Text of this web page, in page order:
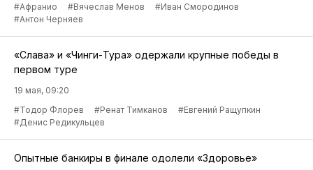
#Афранио
#Вячеслав Менов
#Иван Смородинов
#Антон Черняев
«Слава» и «Чинги-Тура» одержали крупные победы в
первом туре
19 мая, 09:20
#Тодор Флорев
#Ренат Тимканов
#Евгений Ращупкин
#Денис Редикульцев
Опытные банкиры в финале одолели «Здоровье»